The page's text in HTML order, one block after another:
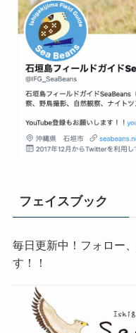
フェイスブック
毎日更新中！フォロー
す！！